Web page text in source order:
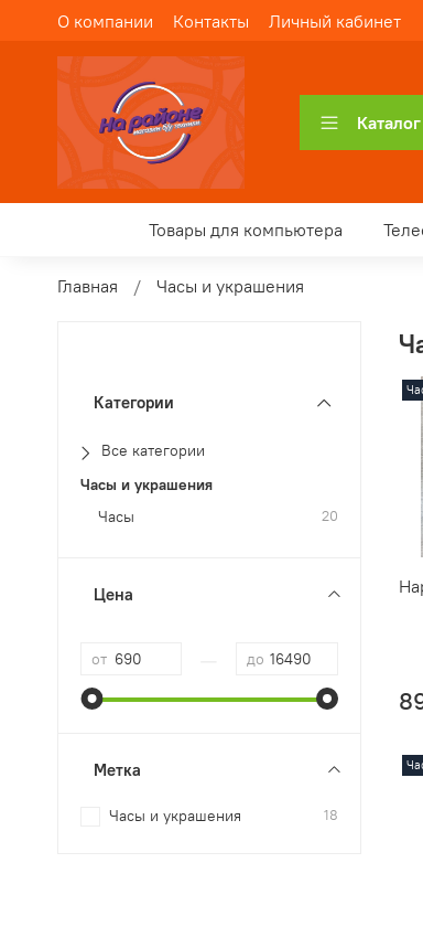
О компании Контакты Личный кабинет
Каталог
Товары для компьютера
Главная Часы и украшения
Категории
Все категории
Часы и украшения
Часы
20
Цена
от до
Метка
Часы и украшения 18